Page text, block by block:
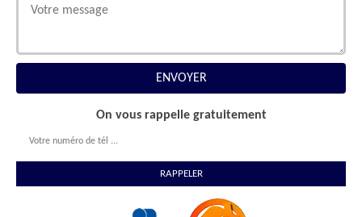
On vous rappelle gratuitement